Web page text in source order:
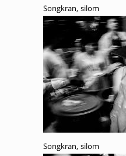
Songkran, silom
Songkran, silom